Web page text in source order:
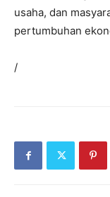
usaha, dan
pertumbuhan
/